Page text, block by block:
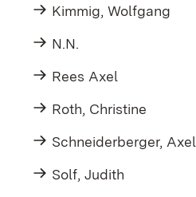
Kimmig, Wolfgang
N.N.
Rees Axel
Roth, Christine
Schneiderberger, Axel
Solf, Judith